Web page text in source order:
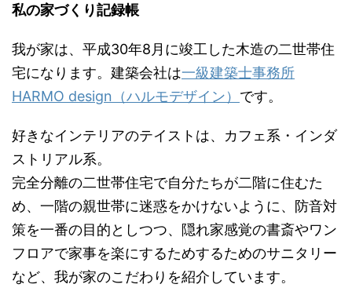
私の家づくり記録帳
我が家は、平成30年8月に竣工した木造の二世帯住
宅になります。建築会社は一級建築士事務所
HARMO design（ハルモデザイン） です。
好きなインテリアのテイストは、カフェ系・インダ
ストリアル系。
完全分離の二世帯住宅で自分たちが二階に住むた
め、一階の親世帯に迷惑をかけないように、防音対
策を一番の目的としつつ、隠れ家感覚の書斎やワン
フロアで家事を楽にするためするためのサニタリー
など、我が家のこだわりを紹介しています。